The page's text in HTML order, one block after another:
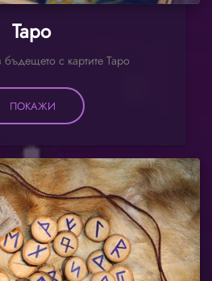
Таро
с картите Таро
ПОКАЖИ